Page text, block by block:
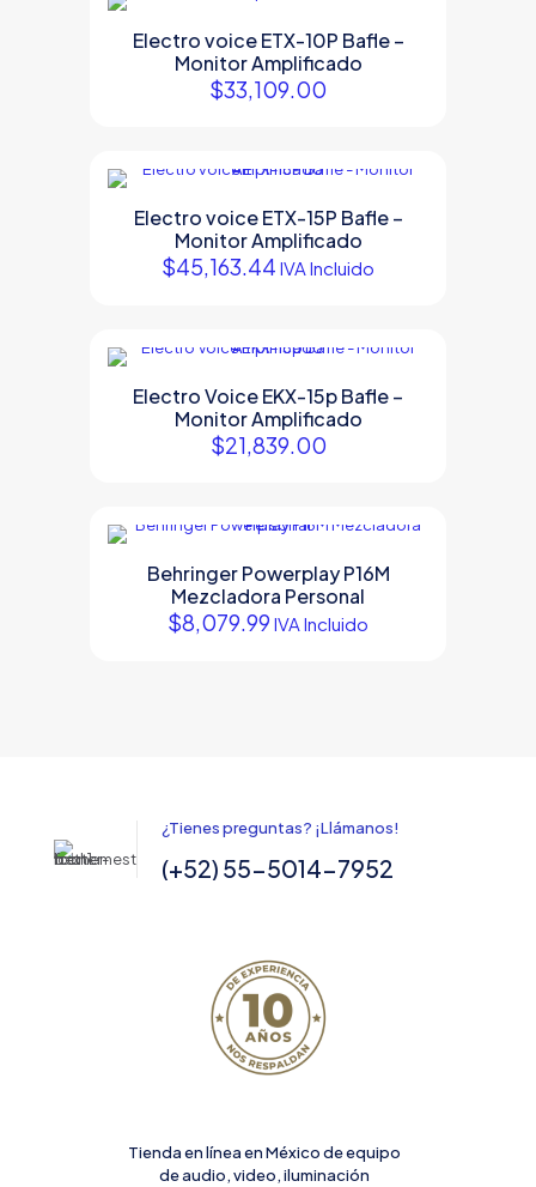
Electro voice ETX-10P Bafle –
Monitor Amplificado
$33,109.00
Electro voice ETX-15P Bafle –
Monitor Amplificado
$45,163.44 IVA Incluido
Electro Voice EKX-15p Bafle –
Monitor Amplificado
$21,839.00
Behringer Powerplay P16M
Mezcladora Personal
$8,079.99 IVA Incluido
¿Tienes preguntas? ¡Llámanos!
(+52) 55-5014-7952
Tienda en línea en México de equipo
de audio, video, iluminación